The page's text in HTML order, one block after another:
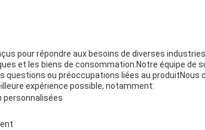
pour répondre aux besoins de diverses
et les biens de consommation.Notre équipe de
questions ou préoccupations liées au produitNous
expérience possible, notamment:
personnalisées